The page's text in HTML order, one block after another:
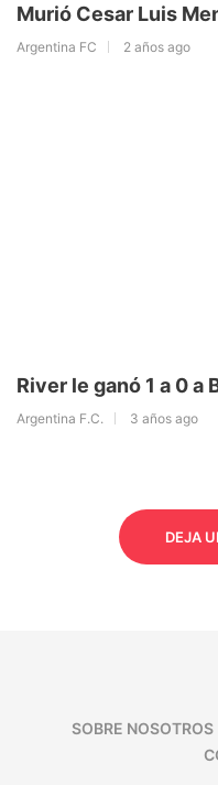
Murió Cesar Luis
Argentina FC 2 años ago
River le ganó 1 a 0 a
Argentina F.C. 3 años ago
DEJA
SOBRE NOSOTROS